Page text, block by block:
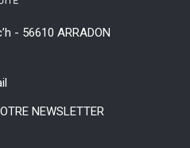
- 56610 ARRADON
NEWSLETTER